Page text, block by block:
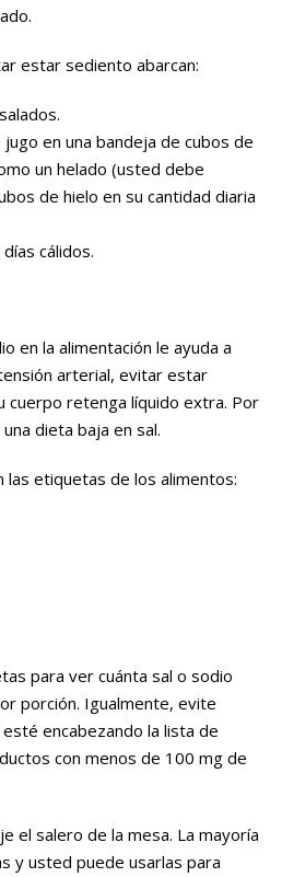
estar sediento abarcan:
en una bandeja de cubos de
un helado (usted debe
de hielo en su cantidad diaria
cálidos.
en la alimentación le ayuda a
arterial, evitar estar
cuerpo retenga líquido extra. Por
dieta baja en sal.
las etiquetas de los alimentos:
para ver cuánta sal o sodio
porción. Igualmente, evite
encabezando la lista de
con menos de 100 mg de
el salero de la mesa. La mayoría
y usted puede usarlas para